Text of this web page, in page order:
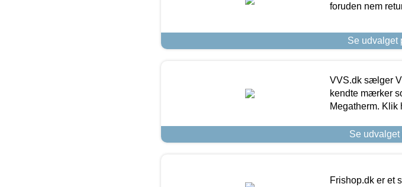
foruden nem
Se udvalget
VVS.dk sælger
kendte mærker
Megatherm. Klik
Se
Frishop.dk er et